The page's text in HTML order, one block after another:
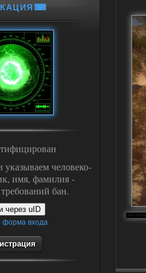
человеко-
имя, фамилия -
бан.
через uID
форма входа